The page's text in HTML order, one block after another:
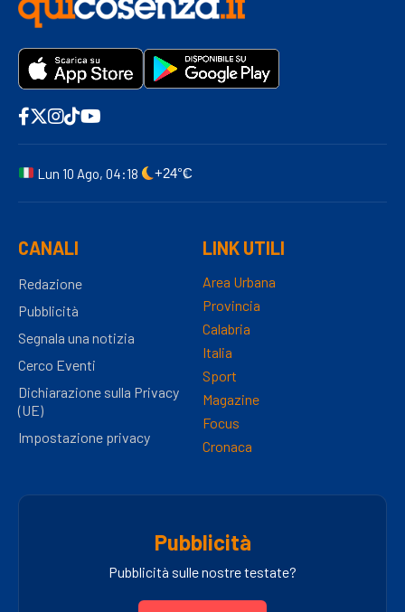
Lun 10 Ago, 04:18 +24°C
CANALI
Redazione
Pubblicità
Segnala una notizia
Cerco Eventi
Dichiarazione sulla Privacy
(UE)
Impostazione privacy
LINK UTILI
Area Urbana
Provincia
Calabria
Italia
Sport
Magazine
Focus
Cronaca
Pubblicità
Pubblicità sulle nostre testate?